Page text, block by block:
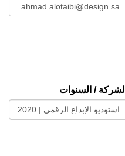
الشركة / السنوات